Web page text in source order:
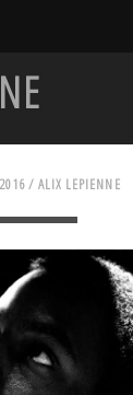
2016 /ALIX LEPIENNE